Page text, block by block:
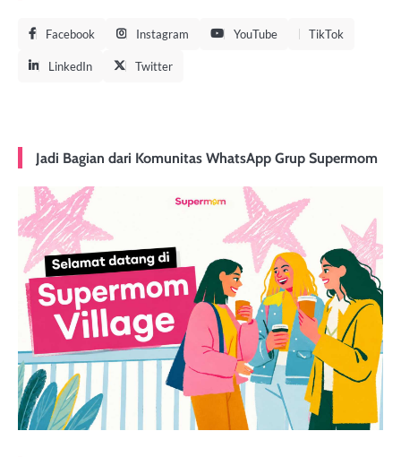
Facebook Instagram YouTube TikTok
LinkedIn Twitter
Jadi Bagian dari Komunitas WhatsApp Grup Supermom